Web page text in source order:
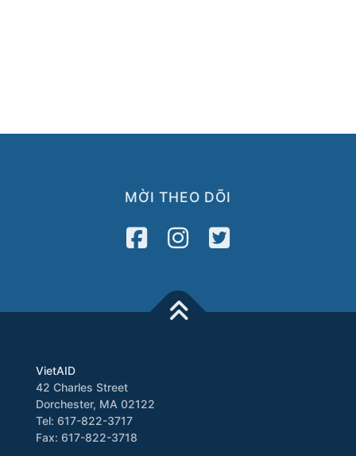
MỜI THEO DÕI
VietAID
42 Charles Street
Dorchester, MA 02122
Tel: 617-822-3717
Fax: 617-822-3718